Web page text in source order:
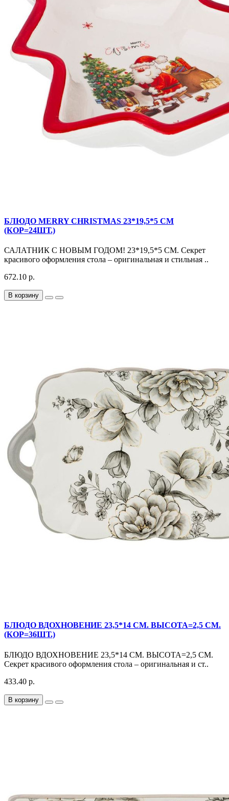
БЛЮДО MERRY CHRISTMAS 23*19,5*5 СМ
(КОР=24ШТ.)
САЛАТНИК С НОВЫМ ГОДОМ! 23*19,5*5 СМ. Секрет
красивого оформления стола – оригинальная и стильная ..
672.10 р.
В корзину
БЛЮДО ВДОХНОВЕНИЕ 23,5*14 СМ. ВЫСОТА=2,5 СМ.
(КОР=36ШТ.)
БЛЮДО ВДОХНОВЕНИЕ 23,5*14 СМ. ВЫСОТА=2,5 СМ.
Секрет красивого оформления стола – оригинальная и ст..
433.40 р.
В корзину